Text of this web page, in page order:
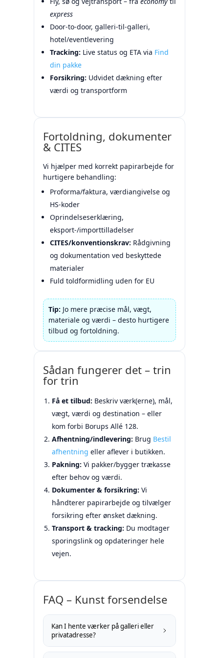
express
Door-to-door, galleri-til-galleri,
hotel/eventlevering
Tracking: Live status og ETA via Find
din pakke
Forsikring: Udvidet dækning efter
værdi og transportform
Fortoldning, dokumenter
& CITES
Vi hjælper med korrekt papirarbejde for
hurtigere behandling:
Proforma/faktura, værdiangivelse og
HS-koder
Oprindelseserklæring,
eksport-/importtilladelser
CITES/konventionskrav: Rådgivning
og dokumentation ved beskyttede
materialer
Fuld toldformidling uden for EU
Tip: Jo mere præcise mål, vægt,
materiale og værdi – desto hurtigere
tilbud og fortoldning.
Sådan fungerer det – trin
for trin
Få et tilbud: Beskriv værk(erne), mål,
vægt, værdi og destination – eller
kom forbi Borups Allé 128.
Afhentning/indlevering: Brug Bestil
afhentning eller aflever i butikken.
Pakning: Vi pakker/bygger trækasse
efter behov og værdi.
Dokumenter & forsikring: Vi
håndterer papirarbejde og tilvælger
forsikring efter ønsket dækning.
Transport & tracking: Du modtager
sporingslink og opdateringer hele
vejen.
FAQ – Kunst forsendelse
Kan I hente værker på galleri eller
privatadresse?